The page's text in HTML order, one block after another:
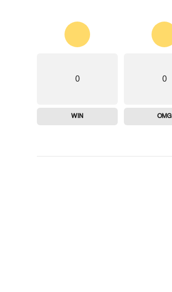
0
OMG
0
WIN